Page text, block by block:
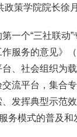
策学院院长徐
一个“三社联动
服务的意见》
、社会组织为
流平台，集合
发挥典型示范
务模式的普及和